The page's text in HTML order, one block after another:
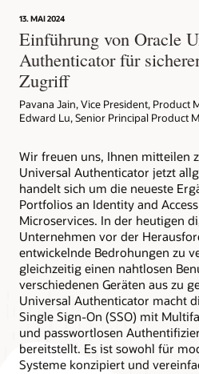
13. MAI 2024
Einführung von Oracle
Authenticator für
Zugriff
Pavana Jain, Vice President, Product
Edward Lu, Senior Principal Product
Wir freuen uns, Ihnen mitteilen
Universal Authenticator jetzt
handelt sich um die neueste
Portfolios an Identity and
Microservices. In der heutigen
Unternehmen vor der
entwickelnde Bedrohungen zu
gleichzeitig einen nahtlosen
verschiedenen Geräten aus zu
Universal Authenticator macht
Single Sign-On (SSO) mit
und passwortlosen
bereitstellt. Es ist sowohl für
Systeme konzipiert und